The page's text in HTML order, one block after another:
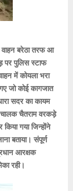
बरेठा तरफ आ
पर पुलिस स्टाफ
में कोयला भरा
जो कोई कागजात
सदर का कायम
चैतराम वरकड़े
किया गया जिन्होंने
बताया। संपूर्ण
आरक्षक
रही।